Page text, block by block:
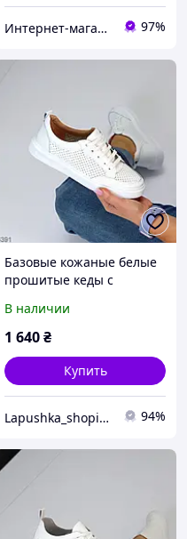
Интернет-магазин «Step Master» 97%
Базовые кожаные белые
прошитые кеды с
В наличии
1 640₴
Купить
Lapushka_shoping - любовь с первого взгляда! 94%